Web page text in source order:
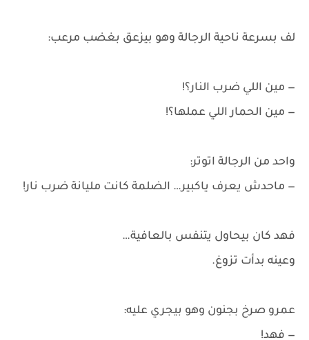
لف بسرعة ناحية الرجالة وهو بيزعق بغضب مرعب:
— مين اللي ضرب النار؟!
— مين الحمار اللي عملها؟!
واحد من الرجالة اتوتر:
— ماحدش يعرف ياكبير… الضلمة كانت مليانة ضرب نار!
فهد كان بيحاول يتنفس بالعافية…
وعينه بدأت تزوغ.
عمرو صرخ بجنون وهو بيجري عليه:
— فهد!